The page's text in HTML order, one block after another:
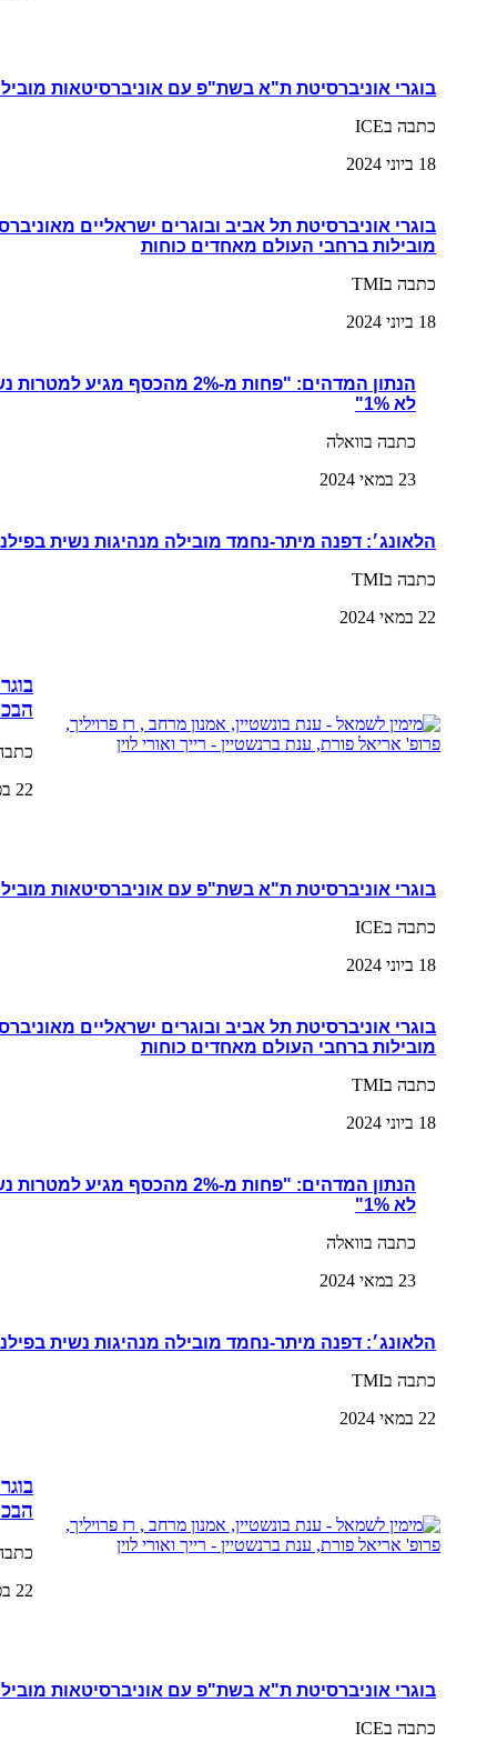
בוגרי אוניברסיטת ת"א בשת"פ עם אוניברסיטאות
כתבה בICE
18 ביוני 2024
בוגרי אוניברסיטת תל אביב ובוגרים ישראליים
מובילות ברחבי העולם מאחדים כוחות
כתבה בTMI
18 ביוני 2024
הנתון המדהים: "פחות מ-2% מהכסף
לא 1%"
כתבה בוואלה
23 במאי 2024
הלאונג׳: דפנה מיתר-נחמד מובילה מנהיגות נשית
כתבה בTMI
22 במאי 2024
22 בפברואר 2024
בוגרי אוניברסיטת ת"א בשת"פ עם אוניברסיטאות
כתבה בICE
18 ביוני 2024
בוגרי אוניברסיטת תל אביב ובוגרים ישראליים
מובילות ברחבי העולם מאחדים כוחות
כתבה בTMI
18 ביוני 2024
הנתון המדהים: "פחות מ-2% מהכסף
לא 1%"
כתבה בוואלה
23 במאי 2024
הלאונג׳: דפנה מיתר-נחמד מובילה מנהיגות נשית
כתבה בTMI
22 במאי 2024
22 בפברואר 2024
בוגרי אוניברסיטת ת"א בשת"פ עם אוניברסיטאות
כתבה בICE